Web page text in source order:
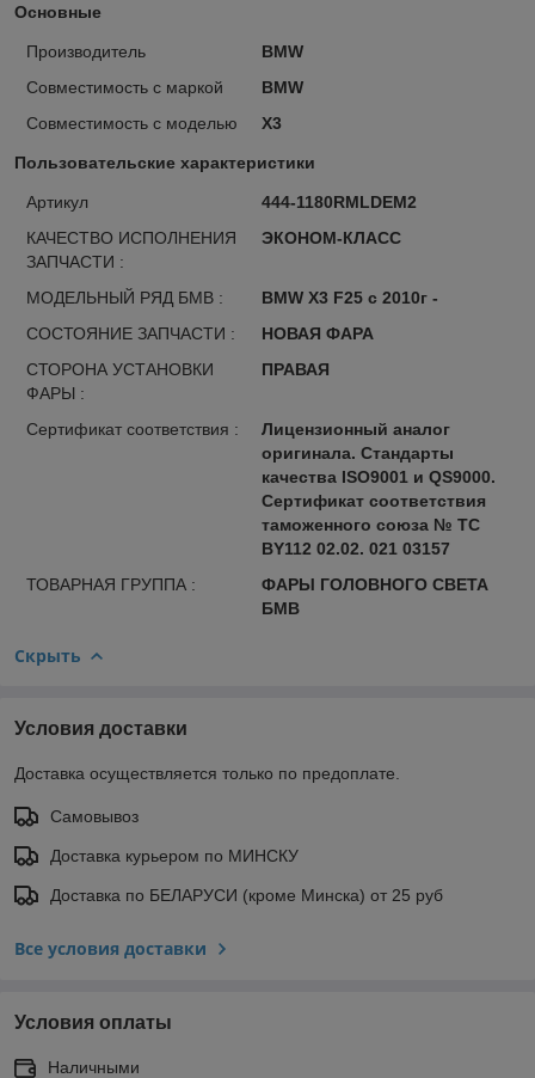
Основные
Производитель
BMW
Совместимость с маркой
BMW
Совместимость с моделью
X3
Пользовательские характеристики
Артикул
444-1180RMLDEM2
КАЧЕСТВО ИСПОЛНЕНИЯ
ЗАПЧАСТИ :
ЭКОНОМ-КЛАСС
МОДЕЛЬНЫЙ РЯД БМВ :
BMW X3 F25 с 2010г -
СОСТОЯНИЕ ЗАПЧАСТИ :
НОВАЯ ФАРА
СТОРОНА УСТАНОВКИ
ФАРЫ :
ПРАВАЯ
Сертификат соответствия :
Лицензионный аналог
оригинала. Стандарты
качества ISO9001 и QS9000.
Сертификат соответствия
таможенного союза № ТС
BY112 02.02. 021 03157
ТОВАРНАЯ ГРУППА :
ФАРЫ ГОЛОВНОГО СВЕТА
БМВ
Скрыть
Условия доставки
Доставка осуществляется только по предоплате.
Самовывоз
Доставка курьером по МИНСКУ
Доставка по БЕЛАРУСИ (кроме Минска) от 25 руб
Все условия доставки
Условия оплаты
Наличными